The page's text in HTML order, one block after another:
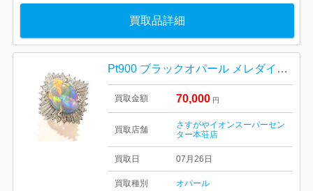
買取品詳細
Pt900 ブラックオパール メレダイヤ リング
買取金額 70,000 円
買取店舗
さすがやイオンスーパーセン
ター本荘店
買取日 07月26日
買取種別 オパール